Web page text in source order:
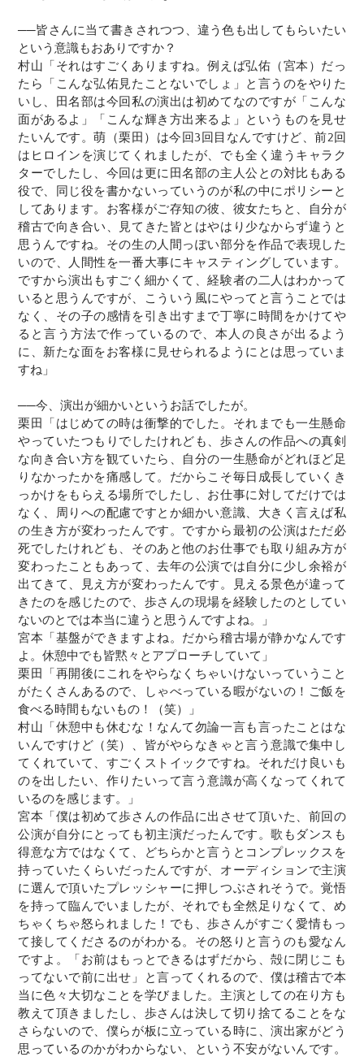
──皆さんに当て書きされつつ、違う色も出してもらいたい
という意識もおありですか？
村山「それはすごくありますね。例えば弘佑（宮本）だっ
たら「こんな弘佑見たことないでしょ」と言うのをやりた
いし、田名部は今回私の演出は初めてなのですが「こんな
面があるよ」「こんな輝き方出来るよ」というものを見せ
たいんです。萌（栗田）は今回3回目なんですけど、前2回
はヒロインを演じてくれましたが、でも全く違うキャラク
ターでしたし、今回は更に田名部の主人公との対比もある
役で、同じ役を書かないっていうのが私の中にポリシーと
してあります。お客様がご存知の彼、彼女たちと、自分が
稽古で向き合い、見てきた皆とはやはり少なからず違うと
思うんですね。その生の人間っぽい部分を作品で表現した
いので、人間性を一番大事にキャスティングしています。
ですから演出もすごく細かくて、経験者の二人はわかって
いると思うんですが、こういう風にやってと言うことでは
なく、その子の感情を引き出すまで丁寧に時間をかけてや
ると言う方法で作っているので、本人の良さが出るよう
に、新たな面をお客様に見せられるようにとは思っていま
すね」
──今、演出が細かいというお話でしたが。
栗田「はじめての時は衝撃的でした。それまでも一生懸命
やっていたつもりでしたけれども、歩さんの作品への真剣
な向き合い方を観ていたら、自分の一生懸命がどれほど足
りなかったかを痛感して。だからこそ毎日成長していくき
っかけをもらえる場所でしたし、お仕事に対してだけでは
なく、周りへの配慮ですとか細かい意識、大きく言えば私
の生き方が変わったんです。ですから最初の公演はただ必
死でしたけれども、そのあと他のお仕事でも取り組み方が
変わったこともあって、去年の公演では自分に少し余裕が
出てきて、見え方が変わったんです。見える景色が違って
きたのを感じたので、歩さんの現場を経験したのとしてい
ないのとでは本当に違うと思うんですよね。」
宮本「基盤ができますよね。だから稽古場が静かなんです
よ。休憩中でも皆黙々とアプローチしていて」
栗田「再開後にこれをやらなくちゃいけないっていうこと
がたくさんあるので、しゃべっている暇がないの！ご飯を
食べる時間もないもの！（笑）」
村山「休憩中も休むな！なんて勿論一言も言ったことはな
いんですけど（笑）、皆がやらなきゃと言う意識で集中し
てくれていて、すごくストイックですね。それだけ良いも
のを出したい、作りたいって言う意識が高くなってくれて
いるのを感じます。」
宮本「僕は初めて歩さんの作品に出させて頂いた、前回の
公演が自分にとっても初主演だったんです。歌もダンスも
得意な方ではなくて、どちらかと言うとコンプレックスを
持っていたくらいだったんですが、オーディションで主演
に選んで頂いたプレッシャーに押しつぶされそうで。覚悟
を持って臨んでいましたが、それでも全然足りなくて、め
ちゃくちゃ怒られました！でも、歩さんがすごく愛情もっ
て接してくださるのがわかる。その怒りと言うのも愛なん
ですよ。「お前はもっとできるはずだから、殻に閉じこも
ってないで前に出せ」と言ってくれるので、僕は稽古で本
当に色々大切なことを学びました。主演としての在り方も
教えて頂きましたし、歩さんは決して切り捨てることをな
さらないので、僕らが板に立っている時に、演出家がどう
思っているのかがわからない、という不安がないんです。